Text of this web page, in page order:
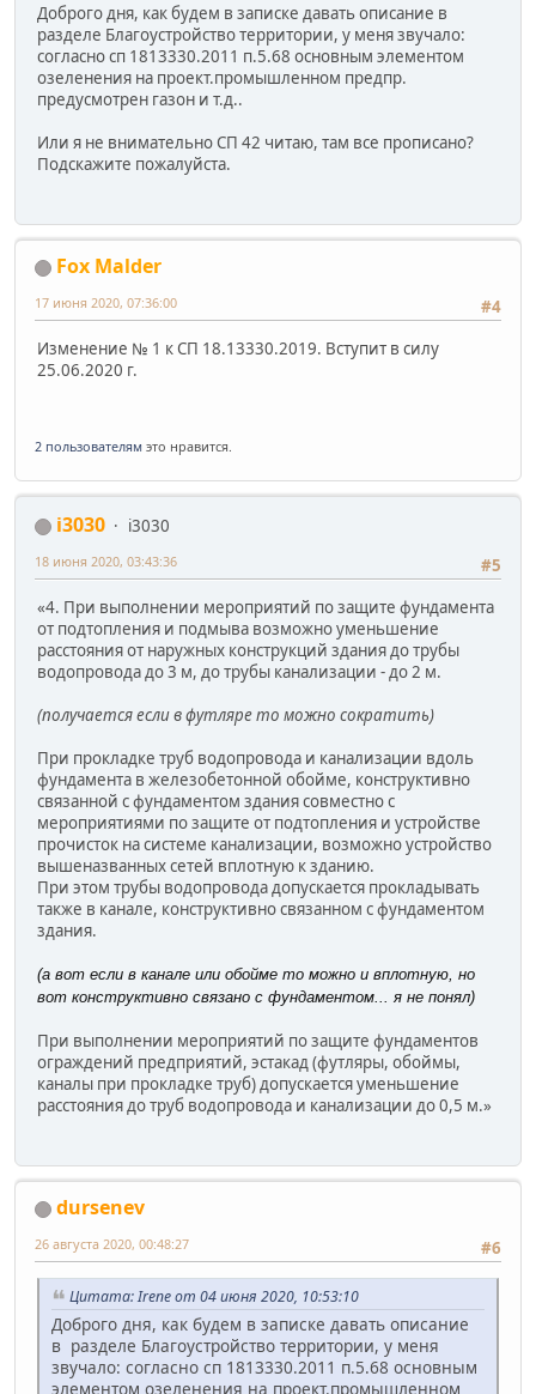
Доброго дня, как будем в записке давать описание в
разделе Благоустройство территории, у меня звучало:
согласно сп 1813330.2011 п.5.68 основным элементом
озеленения на проект.промышленном предпр.
предусмотрен газон и т.д..
Или я не внимательно СП 42 читаю, там все прописано?
Подскажите пожалуйста.
Fox Malder
#4
17 июня 2020, 07:36:00
Изменение № 1 к СП 18.13330.2019. Вступит в силу
25.06.2020 г.
2 пользователям это нравится.
i3030
i3030
#5
18 июня 2020, 03:43:36
«4. При выполнении мероприятий по защите фундамента
от подтопления и подмыва возможно уменьшение
расстояния от наружных конструкций здания до трубы
водопровода до 3 м, до трубы канализации - до 2 м.
(получается если в футляре то можно сократить)
При прокладке труб водопровода и канализации вдоль
фундамента в железобетонной обойме, конструктивно
связанной с фундаментом здания совместно с
мероприятиями по защите от подтопления и устройстве
прочисток на системе канализации, возможно устройство
вышеназванных сетей вплотную к зданию.
При этом трубы водопровода допускается прокладывать
также в канале, конструктивно связанном с фундаментом
здания.
(а вот если в канале или обойме то можно и вплотную, но
вот конструктивно связано с фундаментом... я не понял)
При выполнении мероприятий по защите фундаментов
ограждений предприятий, эстакад (футляры, обоймы,
каналы при прокладке труб) допускается уменьшение
расстояния до труб водопровода и канализации до 0,5 м.»
dursenev
#6
26 августа 2020, 00:48:27
Цитата: Irene от 04 июня 2020, 10:53:10
Доброго дня, как будем в записке давать описание
в разделе Благоустройство территории, у меня
звучало: согласно сп 1813330.2011 п.5.68 основным
элементом озеленения на проект.промышленном